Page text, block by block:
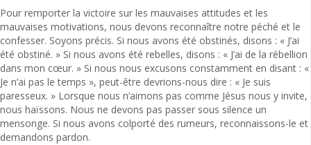
Pour remporter la victoire sur les mauvaises attitudes et les
mauvaises motivations, nous devons reconnaître notre péché et le
confesser. Soyons précis. Si nous avons été obstinés, disons : « J’ai
été obstiné. » Si nous avons été rebelles, disons : « J’ai de la rébellion
dans mon cœur. » Si nous nous excusons constamment en disant : «
Je n’ai pas le temps », peut-être devrions-nous dire : « Je suis
paresseux. » Lorsque nous n’aimons pas comme Jésus nous y invite,
nous haïssons. Nous ne devons pas passer sous silence un
mensonge. Si nous avons colporté des rumeurs, reconnaissons-le et
demandons pardon.